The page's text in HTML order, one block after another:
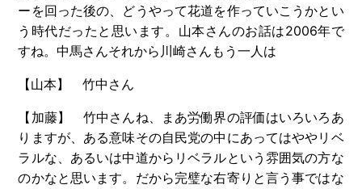
ーを回った後の、どうやって花道を作っていこうかとい
う時代だったと思います。山本さんのお話は2006年で
すね。中馬さんそれから川崎さんもう一人は
【山本】 竹中さん
【加藤】 竹中さんね、まあ労働界の評価はいろいろあ
りますが、ある意味その自民党の中にあってはややリベ
ラルな、あるいは中道からリベラルという雰囲気の方な
のかなと思います。だから完璧な右寄りと言う事ではな